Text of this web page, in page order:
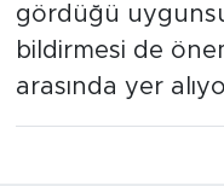
gördüğü
bildirmesi de
arasında yer